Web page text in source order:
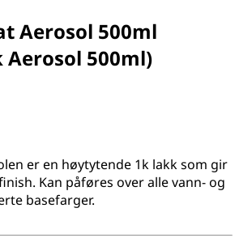
Aerosol 500ml
500ml)
er en høytytende 1k lakk som gir
Kan påføres over alle vann- og
basefarger.